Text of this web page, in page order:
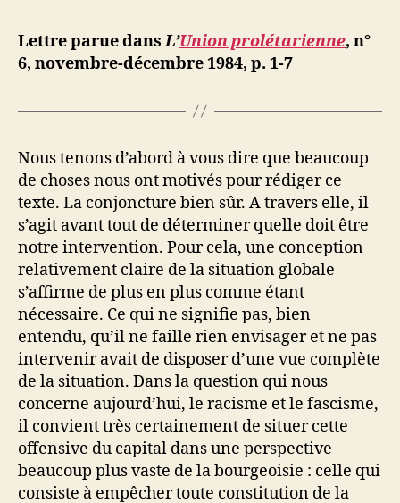
ji
b
comité
Lille-
Roubaix
Lettre parue dansL’Union prolétarienne, n°
6, novembre-décembre 1984, p. 1-7
Nous tenons d’abord à vous dire que beaucoup
de choses nous ont motivés pour rédiger ce
texte. La conjoncture bien sûr. A travers elle, il
s’agit avant tout de déterminer quelle doit être
notre intervention. Pour cela, une conception
relativement claire de la situation globale
s’affirme de plus en plus comme étant
nécessaire. Ce qui ne signifie pas, bien
entendu, qu’il ne faille rien envisager et ne pas
intervenir avait de disposer d’une vue complète
de la situation. Dans la question qui nous
concerne aujourd’hui, le racisme et le fascisme,
il convient très certainement de situer cette
offensive du capital dans une perspective
beaucoup plus vaste de la bourgeoisie : celle qui
consiste à empêcher toute constitution de la